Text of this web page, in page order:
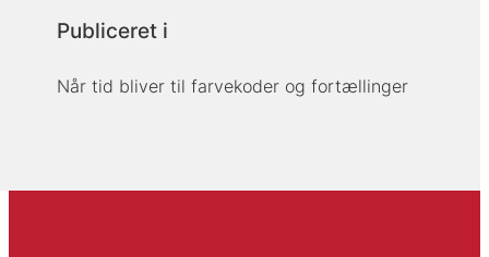
Publiceret i
Når tid bliver til farvekoder og fortællinger